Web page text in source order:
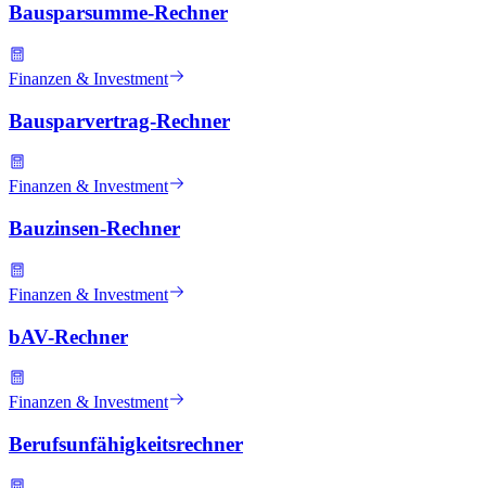
Bausparsumme-Rechner
Finanzen & Investment
Bausparvertrag-Rechner
Finanzen & Investment
Bauzinsen-Rechner
Finanzen & Investment
bAV-Rechner
Finanzen & Investment
Berufsunfähigkeitsrechner